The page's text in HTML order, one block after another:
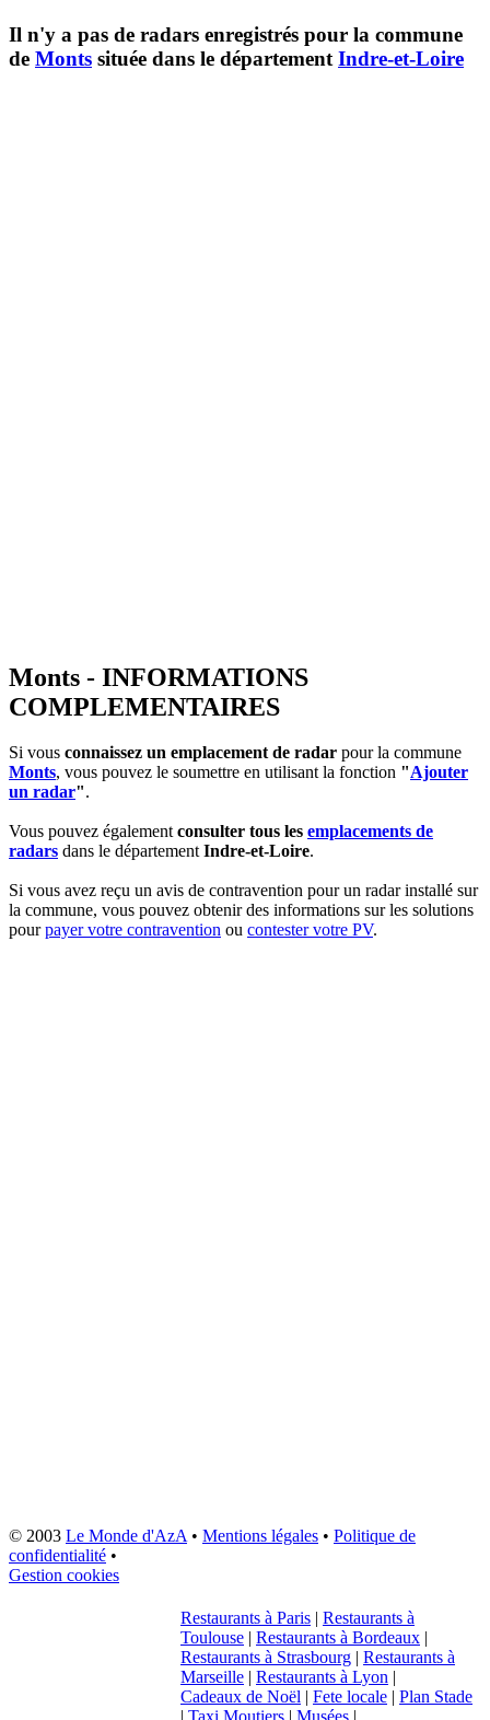
Il n'y a pas de radars enregistrés pour la commune
de Monts située dans le département Indre-et-Loire
Monts - INFORMATIONS
COMPLEMENTAIRES
Si vous connaissez un emplacement de radar pour la commune
Monts, vous pouvez le soumettre en utilisant la fonction "Ajouter
un radar".
Vous pouvez égalementconsulter tous les emplacements de
radars dans le départementIndre-et-Loire.
Si vous avez reçu un avis de contravention pour un radar installé sur
la commune, vous pouvez obtenir des informations sur les solutions
pourpayer votre contravention ou contester votre PV.
© 2003 Le Monde d'AzA• Mentions légales • Politique de
confidentialité •
Gestion cookies
Restaurants à Paris | Restaurants à
Toulouse | Restaurants à Bordeaux |
Restaurants à Strasbourg | Restaurants à
Marseille | Restaurants à Lyon |
Cadeaux de Noël | Fete locale | Plan Stade